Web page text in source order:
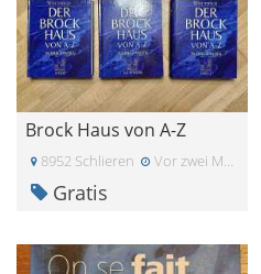
Brock Haus von A-Z
8952 Schlieren Vor zwei Monaten
Gratis